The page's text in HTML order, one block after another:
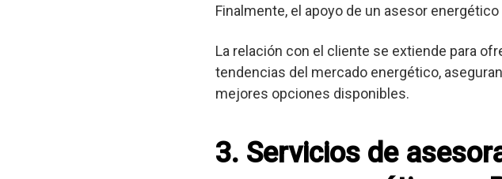
Finalmente, el apoyo de un asesor
La relación con el cliente se extiende para
tendencias del mercado energético,
mejores opciones disponibles.
3. Servicios de